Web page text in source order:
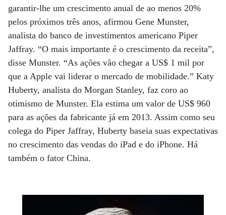
garantir-lhe um crescimento anual de ao menos 20%
pelos próximos três anos, afirmou Gene Munster,
analista do banco de investimentos americano Piper
Jaffray. “O mais importante é o crescimento da receita”,
disse Munster. “As ações vão chegar a US$ 1 mil por
que a Apple vai liderar o mercado de mobilidade.” Katy
Huberty, analista do Morgan Stanley, faz coro ao
otimismo de Munster. Ela estima um valor de US$ 960
para as ações da fabricante já em 2013. Assim como seu
colega do Piper Jaffray, Huberty baseia suas expectativas
no crescimento das vendas do iPad e do iPhone. Há
também o fator China.